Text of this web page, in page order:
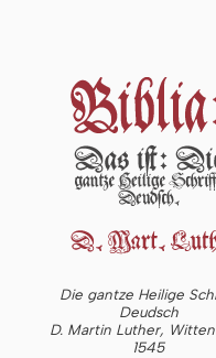
Die gantze Heilige
Deudsch
D. Martin Luther,
1545